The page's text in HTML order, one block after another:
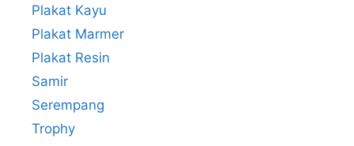
Plakat Kayu
Plakat Marmer
Plakat Resin
Samir
Serempang
Trophy